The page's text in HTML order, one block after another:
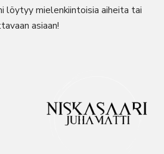
löytyy mielenkiintoisia aiheita tai
asiaan!